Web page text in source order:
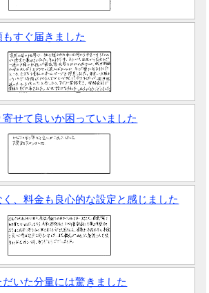
すぐ届きました
せて良いか困っていました
、料金も良心的な設定と感じました
いた分量には驚きました